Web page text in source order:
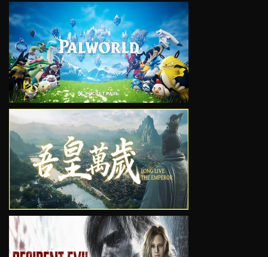
VIEW
VIEW